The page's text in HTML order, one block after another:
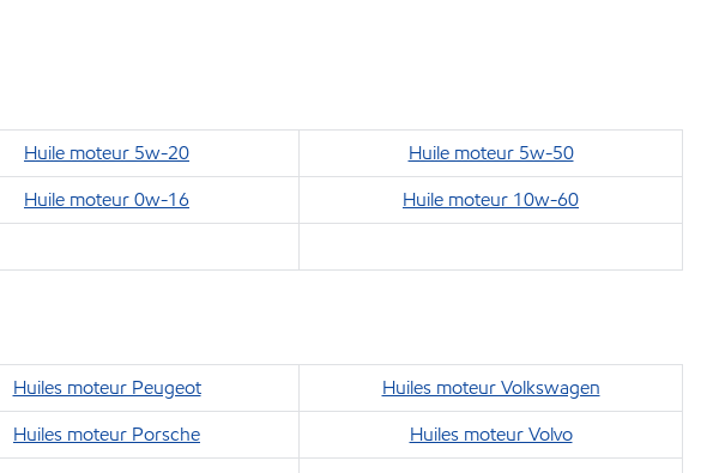
Huile moteur 5w-20
Huile moteur 5w-50
Huile moteur 0w-16
Huile moteur 10w-60
Huiles moteur Peugeot
Huiles moteur Volkswagen
Huiles moteur Porsche
Huiles moteur Volvo